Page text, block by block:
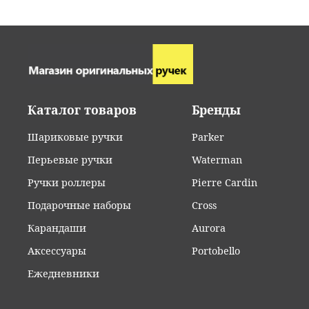
•
•
• При
цену,
сразу
Мы
заказа
Если в
(800)
данных,
Каталог товаров
Шариковые ручки
Перьевые ручки
Ручки роллеры
Подарочные наборы
Карандаши
Аксессуары
Ежедневники
Бренды
Parker
Waterman
Pierre Cardin
Cross
Aurora
Portobello